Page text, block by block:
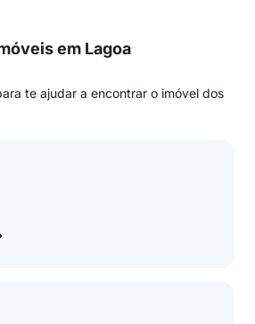
em Lagoa
te ajudar a encontrar o imóvel dos